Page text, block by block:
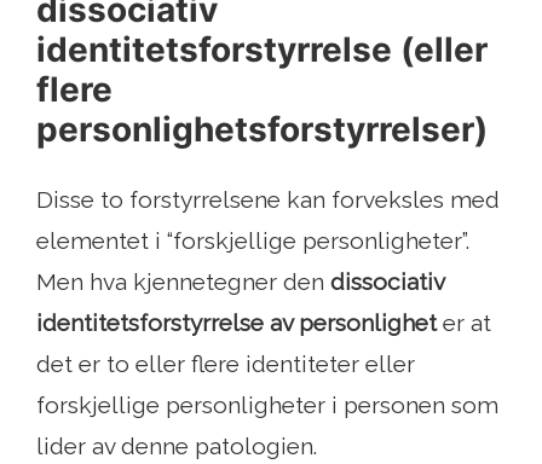
dissociativ
identitetsforstyrrelse (eller
flere
personlighetsforstyrrelser)
Disse to forstyrrelsene kan forveksles med
elementet i “forskjellige personligheter”.
Men hva kjennetegner den dissociativ
identitetsforstyrrelse av personligheter at
det er to eller flere identiteter eller
forskjellige personligheter i personen som
lider av denne patologien.